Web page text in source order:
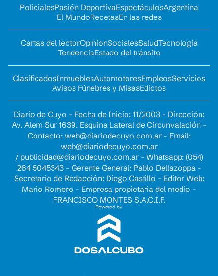
PolicialesPasión DeportivaEspectáculosArgentina
El MundoRecetasEn las redes
Cartas del lectorOpinionSocialesSaludTecnología
TendenciaEstado del tránsito
ClasificadosInmueblesAutomotoresEmpleosServicios
Avisos Fúnebres y MisasEdictos
Diario de Cuyo - Fecha de Inicio: 11/2003 - Dirección:
Av. Alem Sur 1639. Esquina Lateral de Circunvalación -
Contacto: web@diariodecuyo.com.ar- Email:
web@diariodecuyo.com.ar
/ publicidad@diariodecuyo.com.ar- Whatsapp: (054)
264 5045343 - Gerente General: Pablo Dellazoppa -
Secretario de Redacción: Diego Castillo - Editor Web:
Mario Romero - Empresa propietaria del medio -
FRANCISCO MONTES S.A.C.I.F.